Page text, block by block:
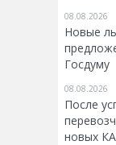
08.08.2026
Новые
Госдуму
08.08.2026
После
новых